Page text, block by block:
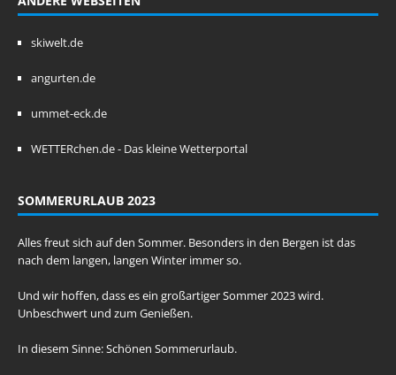
skiwelt.de
angurten.de
ummet-eck.de
WETTERchen.de - Das kleine Wetterportal
SOMMERURLAUB 2023
Alles freut sich auf den Sommer. Besonders in den Bergen ist das
nach dem langen, langen Winter immer so.
Und wir hoffen, dass es ein großartiger Sommer 2023 wird.
Unbeschwert und zum Genießen.
In diesem Sinne: Schönen Sommerurlaub.